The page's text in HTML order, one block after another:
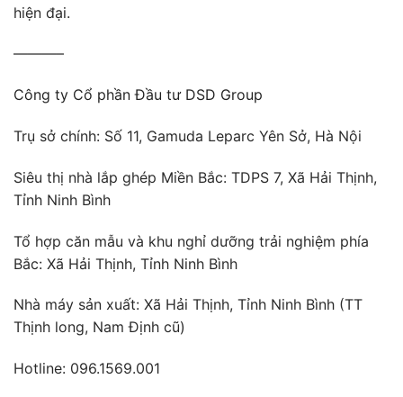
hiện đại.
———–
Công ty Cổ phần Đầu tư DSD Group
Trụ sở chính: Số 11, Gamuda Leparc Yên Sở, Hà Nội
Siêu thị nhà lắp ghép Miền Bắc: TDPS 7, Xã Hải Thịnh,
Tỉnh Ninh Bình
Tổ hợp căn mẫu và khu nghỉ dưỡng trải nghiệm phía
Bắc: Xã Hải Thịnh, Tỉnh Ninh Bình
Nhà máy sản xuất: Xã Hải Thịnh, Tỉnh Ninh Bình (TT
Thịnh long, Nam Định cũ)
Hotline: 096.1569.001